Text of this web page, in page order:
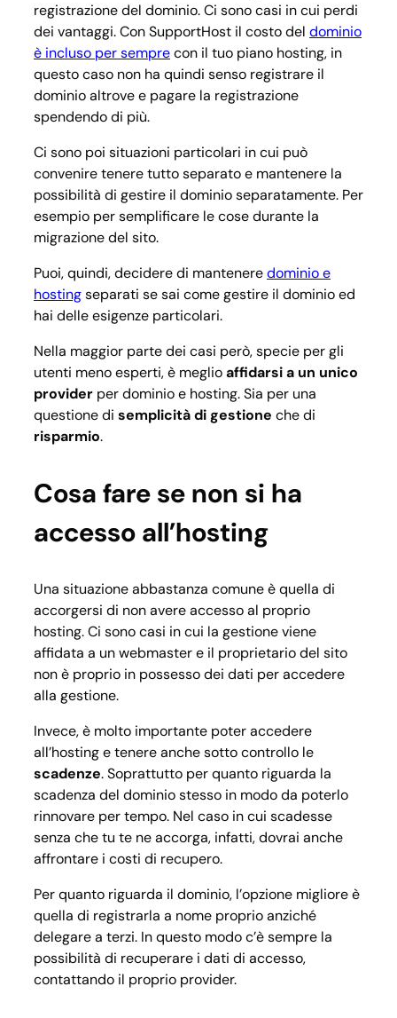
registrazione del dominio. Ci sono casi in cui perdi
dei vantaggi. Con SupportHost il costo del dominio
è incluso per semprecon il tuo piano hosting, in
questo caso non ha quindi senso registrare il
dominio altrove e pagare la registrazione
spendendo di più.
Ci sono poi situazioni particolari in cui può
convenire tenere tutto separato e mantenere la
possibilità di gestire il dominio separatamente. Per
esempio per semplificare le cose durante la
migrazione del sito.
Puoi, quindi, decidere di manteneredominio e
hostingseparati se sai come gestire il dominio ed
hai delle esigenze particolari.
Nella maggior parte dei casi però, specie per gli
utenti meno esperti, è meglioaffidarsi a un unico
provider per dominio e hosting. Sia per una
questione di semplicità di gestione che di
risparmio.
Cosa fare se non si ha
accesso all’hosting
Una situazione abbastanza comune è quella di
accorgersi di non avere accesso al proprio
hosting. Ci sono casi in cui la gestione viene
affidata a un webmaster e il proprietario del sito
non è proprio in possesso dei dati per accedere
alla gestione.
Invece, è molto importante poter accedere
all’hosting e tenere anche sotto controllo le
scadenze. Soprattutto per quanto riguarda la
scadenza del dominio stesso in modo da poterlo
rinnovare per tempo. Nel caso in cui scadesse
senza che tu te ne accorga, infatti, dovrai anche
affrontare i costi di recupero.
Per quanto riguarda il dominio, l’opzione migliore è
quella di registrarla a nome proprio anziché
delegare a terzi. In questo modo c’è sempre la
possibilità di recuperare i dati di accesso,
contattando il proprio provider.